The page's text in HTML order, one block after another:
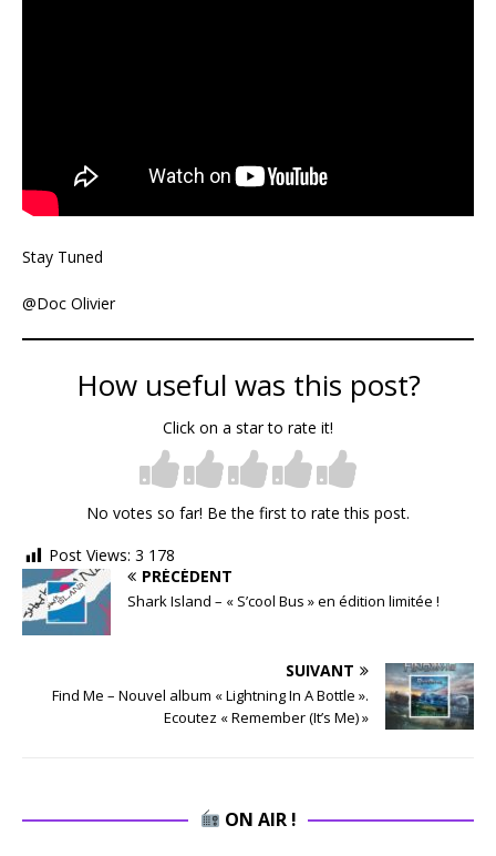
Stay Tuned
@Doc Olivier
How useful was this post?
Click on a star to rate it!
No votes so far! Be the first to rate this post.
Post Views: 3 178
PRÉCÉDENT
Shark Island – « S’cool Bus » en édition limitée !
SUIVANT
Find Me – Nouvel album « Lightning In A Bottle ».
Ecoutez « Remember (It’s Me) »
ON AIR !